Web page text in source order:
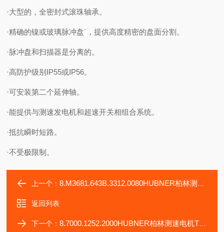
·大型的，全密封式滚珠轴承。
·精确的镍或玻璃脉冲盘`，提供高度精密的盘面分割。
·脉冲盘和扫描器是分离的。
·高防护级别IP55或IP56。
·可安装第二个延伸轴。
·能提供与测速发电机和超速开关相组合系统。
·抵抗瞬时短路。
·不受极限制。
上一个：8.M3681.643B.3312.0080HUBNER柏林测速电机GT7,08L-430U
返回列表
下一个：8.7000.1252.2000HUBNER柏林测速电机TDP0,09LT3